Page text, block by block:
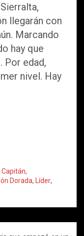
llegarán con
Marcando
hay que
Por edad,
nivel. Hay
Capitán,
Dorada, Líder,